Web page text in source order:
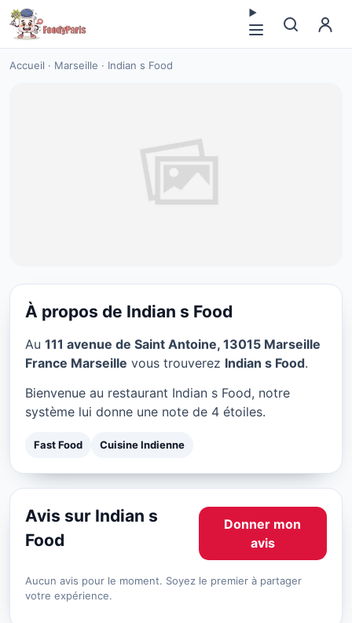
Accueil · Marseille · Indian s Food
Indian s Food à Marseille
À propos de Indian s Food
Au 111 avenue de Saint Antoine, 13015 Marseille
France Marseille vous trouverez Indian s Food.
Bienvenue au restaurant Indian s Food, notre
système lui donne une note de 4 étoiles.
Fast Food Cuisine Indienne
Avis sur Indian s
Food
Donner mon
avis
Aucun avis pour le moment. Soyez le premier à partager
votre expérience.